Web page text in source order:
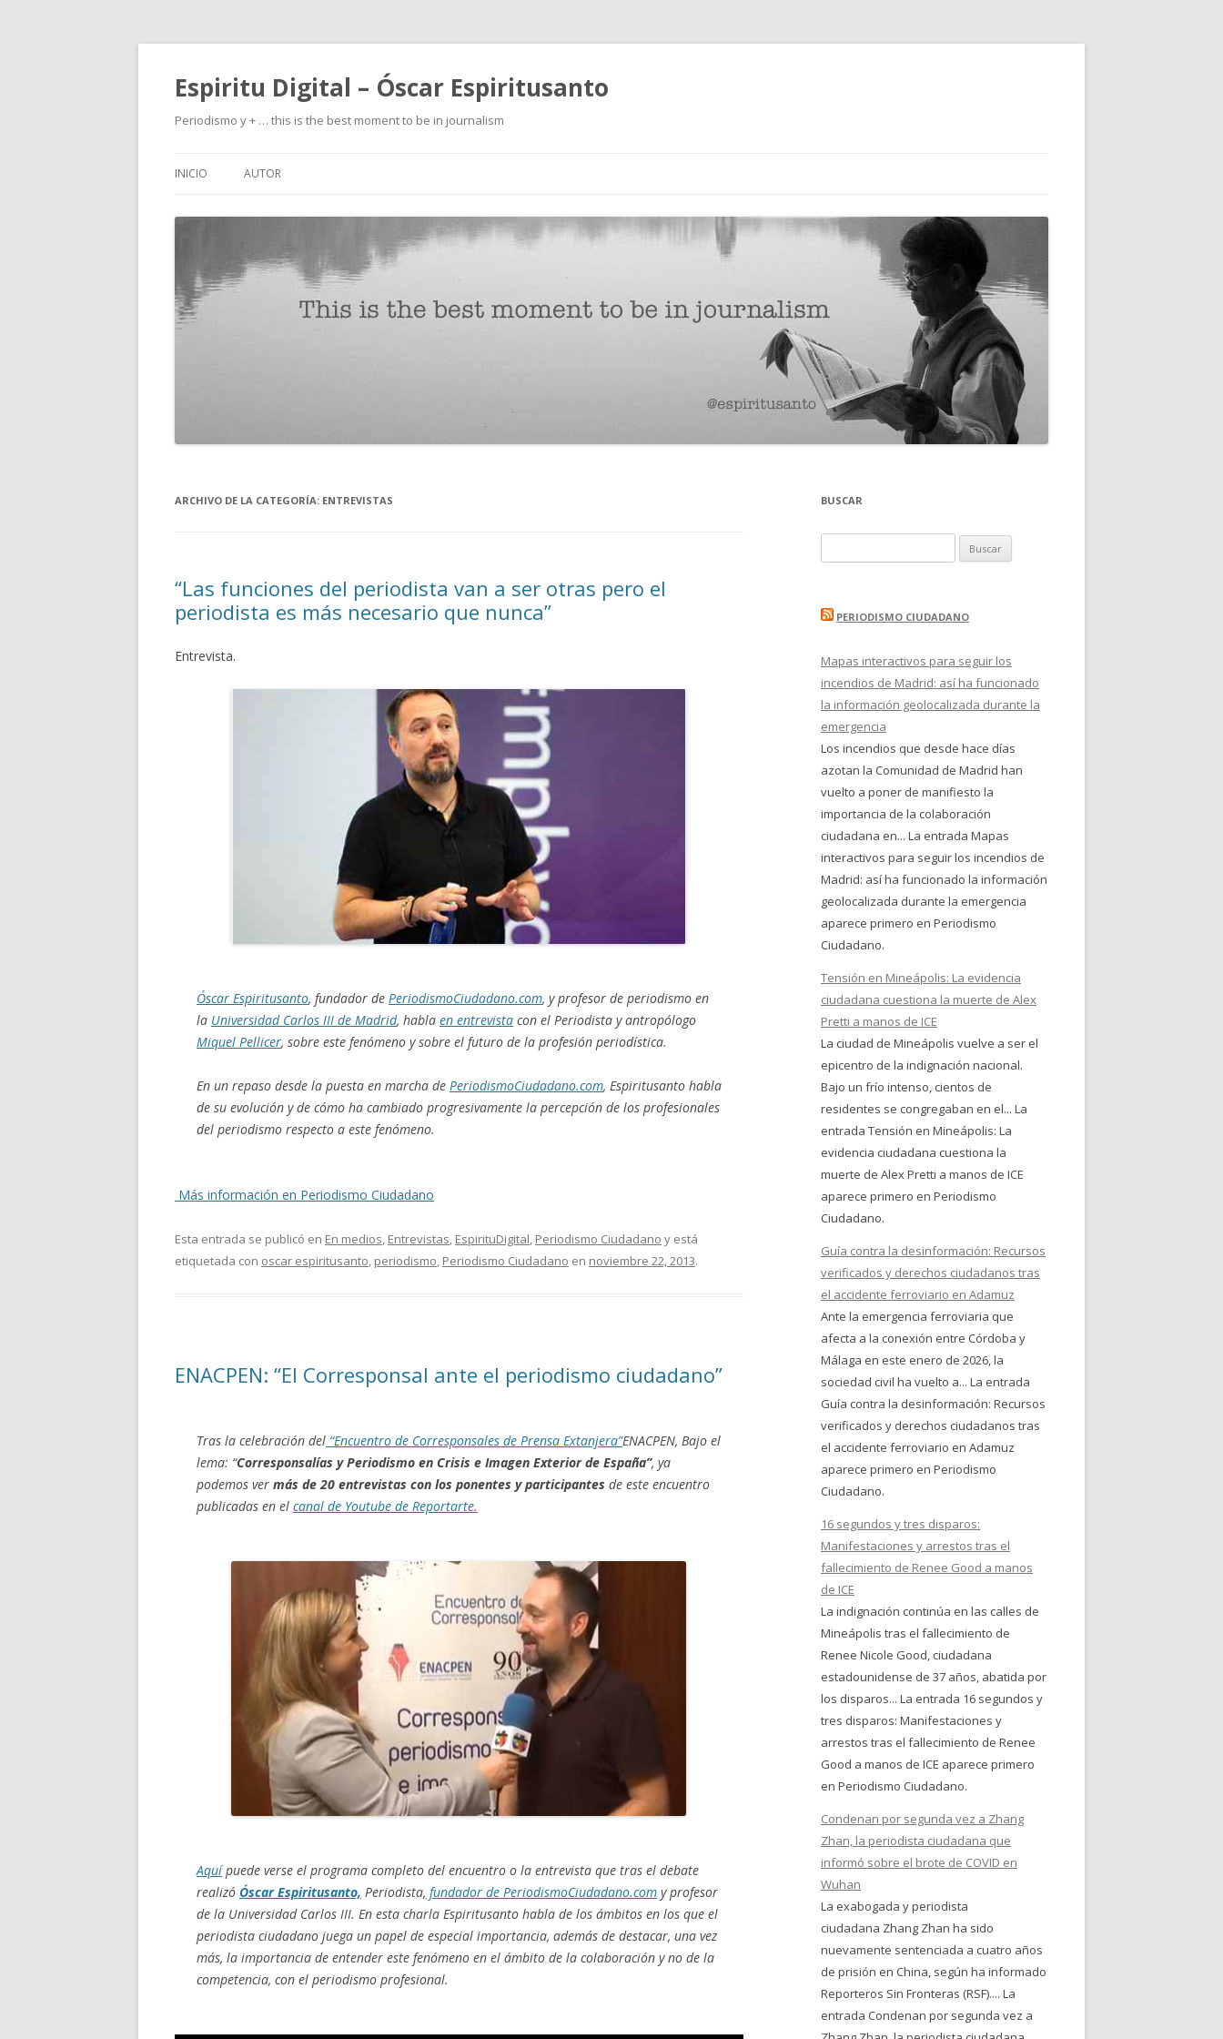
Espiritu Digital – Óscar Espiritusanto
Periodismo y + … this is the best moment to be in journalism
INICIO AUTOR
ARCHIVO DE LA CATEGORÍA: ENTREVISTAS
“Las funciones del periodista van a ser otras pero el
periodista es más necesario que nunca”
Entrevista.
Óscar Espiritusanto, fundador de PeriodismoCiudadano.com, y profesor de periodismo en
la Universidad Carlos III de Madrid, habla en entrevista con el Periodista y antropólogo
Miquel Pellicer, sobre este fenómeno y sobre el futuro de la profesión periodística.
En un repaso desde la puesta en marcha de PeriodismoCiudadano.com, Espiritusanto habla
de su evolución y de cómo ha cambiado progresivamente la percepción de los profesionales
del periodismo respecto a este fenómeno.
Más información en Periodismo Ciudadano
Esta entrada se publicó en En medios, Entrevistas, EspirituDigital, Periodismo Ciudadano y está
etiquetada con oscar espiritusanto, periodismo, Periodismo Ciudadano en noviembre 22, 2013.
ENACPEN: “El Corresponsal ante el periodismo ciudadano”
Tras la celebración del “Encuentro de Corresponsales de Prensa Extanjera”ENACPEN, Bajo el
lema: “Corresponsalías y Periodismo en Crisis e Imagen Exterior de España”, ya
podemos ver más de 20 entrevistas con los ponentes y participantes de este encuentro
publicadas en el canal de Youtube de Reportarte.
Aquípuede verse el programa completo del encuentro o la entrevista que tras el debate
realizó Óscar Espiritusanto, Periodista, fundador de PeriodismoCiudadano.com y profesor
de la Universidad Carlos III. En esta charla Espiritusanto habla de los ámbitos en los que el
periodista ciudadano juega un papel de especial importancia, además de destacar, una vez
más, la importancia de entender este fenómeno en el ámbito de la colaboración y no de la
competencia, con el periodismo profesional.
BUSCAR
PERIODISMO CIUDADANO
Mapas interactivos para seguir los
incendios de Madrid: así ha funcionado
la información geolocalizada durante la
emergencia
Los incendios que desde hace días
azotan la Comunidad de Madrid han
vuelto a poner de manifiesto la
importancia de la colaboración
ciudadana en... La entrada Mapas
interactivos para seguir los incendios de
Madrid: así ha funcionado la información
geolocalizada durante la emergencia
aparece primero en Periodismo
Ciudadano.
Tensión en Mineápolis: La evidencia
ciudadana cuestiona la muerte de Alex
Pretti a manos de ICE
La ciudad de Mineápolis vuelve a ser el
epicentro de la indignación nacional.
Bajo un frío intenso, cientos de
residentes se congregaban en el... La
entrada Tensión en Mineápolis: La
evidencia ciudadana cuestiona la
muerte de Alex Pretti a manos de ICE
aparece primero en Periodismo
Ciudadano.
Guía contra la desinformación: Recursos
verificados y derechos ciudadanos tras
el accidente ferroviario en Adamuz
Ante la emergencia ferroviaria que
afecta a la conexión entre Córdoba y
Málaga en este enero de 2026, la
sociedad civil ha vuelto a... La entrada
Guía contra la desinformación: Recursos
verificados y derechos ciudadanos tras
el accidente ferroviario en Adamuz
aparece primero en Periodismo
Ciudadano.
16 segundos y tres disparos:
Manifestaciones y arrestos tras el
fallecimiento de Renee Good a manos
de ICE
La indignación continúa en las calles de
Mineápolis tras el fallecimiento de
Renee Nicole Good, ciudadana
estadounidense de 37 años, abatida por
los disparos... La entrada 16 segundos y
tres disparos: Manifestaciones y
arrestos tras el fallecimiento de Renee
Good a manos de ICE aparece primero
en Periodismo Ciudadano.
Condenan por segunda vez a Zhang
Zhan, la periodista ciudadana que
informó sobre el brote de COVID en
Wuhan
La exabogada y periodista
ciudadana Zhang Zhan ha sido
nuevamente sentenciada a cuatro años
de prisión en China, según ha informado
Reporteros Sin Fronteras (RSF).... La
entrada Condenan por segunda vez a